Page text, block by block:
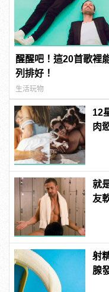
醒醒吧！這20首歌裡
列排好！
生活玩物
12
肉
就
友
射
腺